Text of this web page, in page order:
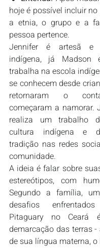
hoje é possível incluir
a etnia, o grupo e a
pessoa pertence.
Jennifer é artesã e
indígena, já Madson
trabalha na escola
se conhecem desde
retornaram o
começaram a namorar.
realiza um trabalho
cultura indígena e
tradição nas redes
comunidade.
A ideia é falar sobre
estereótipos, com
Segundo a família,
desafios
Pitaguary no
demarcação das terras
de sua língua materna, o